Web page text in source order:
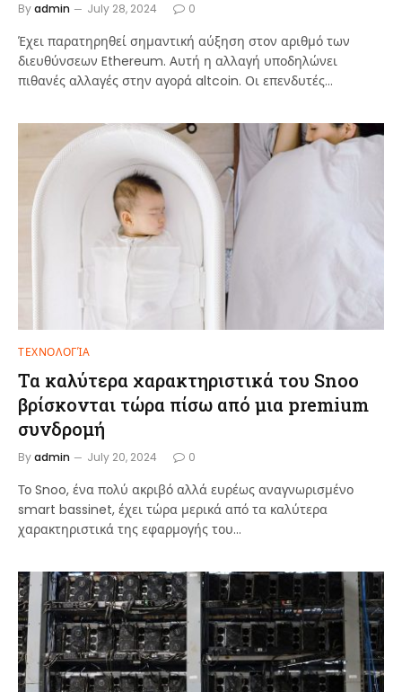
Byadmin July 28, 2024 0
Έχει παρατηρηθεί σημαντική αύξηση στον αριθμό των
διευθύνσεων Ethereum. Αυτή η αλλαγή υποδηλώνει
πιθανές αλλαγές στην αγορά altcoin. Οι επενδυτές…
ΤΕΧΝΟΛΟΓΊΑ
Τα καλύτερα χαρακτηριστικά του Snoo
βρίσκονται τώρα πίσω από μια premium
συνδρομή
Byadmin July 20, 2024 0
Το Snoo, ένα πολύ ακριβό αλλά ευρέως αναγνωρισμένο
smart bassinet, έχει τώρα μερικά από τα καλύτερα
χαρακτηριστικά της εφαρμογής του…